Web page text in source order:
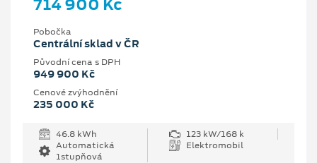
Pobočka
Centrální sklad v ČR
Původní cena s DPH
949 900 Kč
Cenové zvýhodnění
235 000 Kč
46.8 kWh
123 kW/168 k
Automatická
1stupňová
Elektromobil